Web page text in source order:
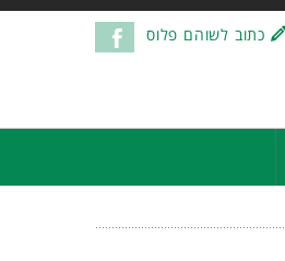
כתוב לשוהם פלוס